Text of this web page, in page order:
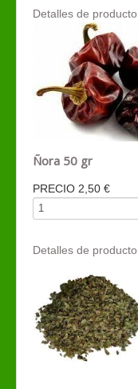
Detalles de producto
Ñora 50 gr
PRECIO 2,50 €
Detalles de producto